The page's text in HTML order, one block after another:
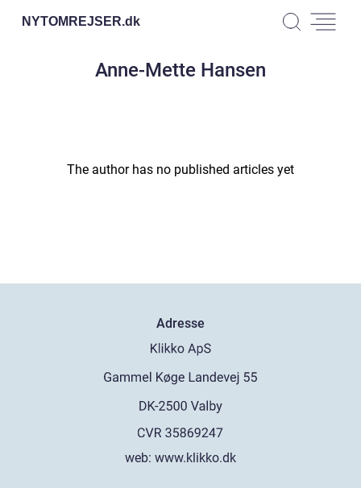
NYTOMREJSER.dk
Anne-Mette Hansen
The author has no published articles yet
Adresse
web: www.klikko.dk